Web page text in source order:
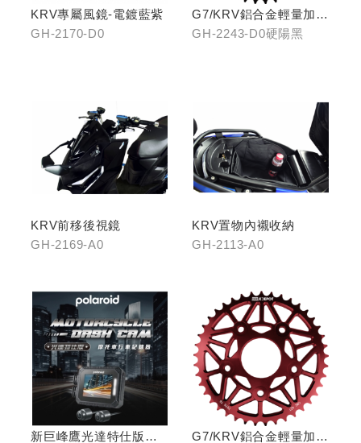
KRV專屬風鏡-電鍍藍紫
GH-2170-D0
G7/KRV鋁合金輕量加大
齒盤42T-硬陽黑
GH-2243-D0硬陽黑
KRV前移後視鏡
GH-2169-A0
KRV置物內襯收納
GH-2113-A0
新巨峰鷹光達特仕版行 G7/KRV鋁合金輕量加大